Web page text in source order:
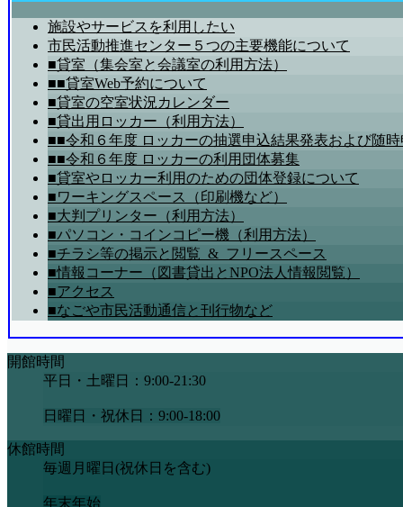
施設やサービスを利用したい
市民活動推進センター５つの主要機能について
■貸室（集会室と会議室の利用方法）
■■貸室Web予約について
■貸室の空室状況カレンダー
■貸出用ロッカー（利用方法）
■■令和６年度 ロッカーの抽選申込結果発表および随
■■令和６年度 ロッカーの利用団体募集
■貸室やロッカー利用のための団体登録について
■ワーキングスペース（印刷機など）
■大判プリンター（利用方法）
■パソコン・コインコピー機（利用方法）
■チラシ等の掲示と閲覧_&_フリースペース
■情報コーナー（図書貸出とNPO法人情報閲覧）
■アクセス
■なごや市民活動通信と刊行物など
開館時間
平日・土曜日：9:00-21:30
日曜日・祝休日：9:00-18:00
休館時間
毎週月曜日(祝休日を含む)
年末年始